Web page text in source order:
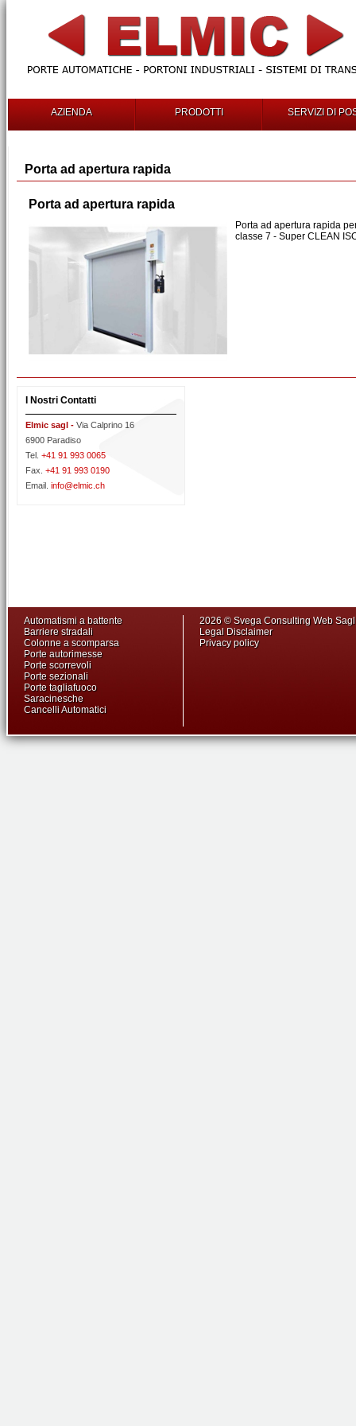
AZIENDA PRODOTTI SERVIZI DI
Porta ad apertura rapida
Porta ad apertura rapida
Porta ad apertura rapida
classe 7 - Super CLEAN
I Nostri Contatti
Elmic sagl - Via Calprino 16
6900 Paradiso
Tel.
+41 91 993 0065
Fax. +41 91 993 0190
Email. info@elmic.ch
Automatismi a battente
Barriere stradali
Colonne a scomparsa
Porte autorimesse
Porte scorrevoli
Porte sezionali
Porte tagliafuoco
Saracinesche
Cancelli Automatici
2026 © Svega Consulting Web
Legal Disclaimer
Privacy policy